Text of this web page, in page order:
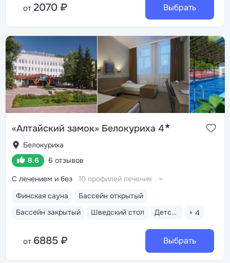
от 2070 ₽ Выбрать
«Алтайский замок» Белокуриха 4★
Белокуриха
8.6
6 отзывов
Финская сауна
Бассейн открытый
Бассейн закрытый
Шведский стол Детская анимация + 4
С лечением и без 10 профилей лечения
от 6885 ₽ Выбрать